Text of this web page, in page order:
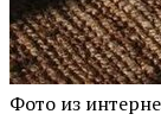
Фото из